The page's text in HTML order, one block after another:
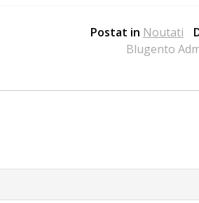
Postat in Noutati
Blugento